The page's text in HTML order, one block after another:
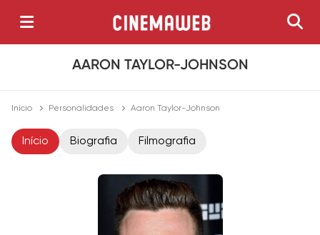
AARON TAYLOR-JOHNSON
Início Personalidades Aaron Taylor-Johnson
Início Biografia Filmografia